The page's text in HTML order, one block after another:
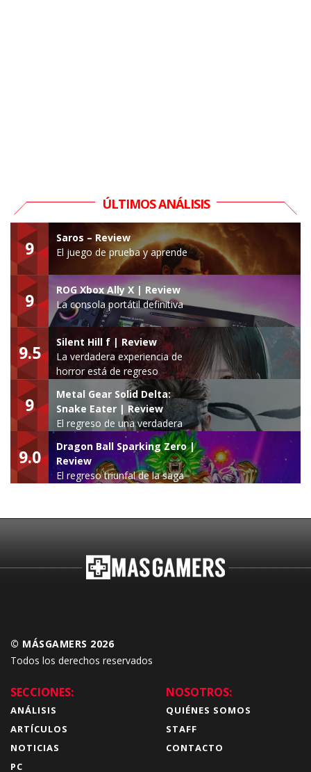
ÚLTIMOS ANÁLISIS
9
Saros – Review
El juego de prueba y aprende
9
ROG Xbox Ally X | Review
La consola portátil definitiva
9.5
Silent Hill f | Review
La verdadera experiencia de
horror está de regreso
9
Metal Gear Solid Delta:
Snake Eater | Review
El regreso de una verdadera
leyenda
9.0
Dragon Ball Sparking Zero |
Review
El regreso triunfal de la saga
© MÁSGAMERS 2026
Todos los derechos reservados
SECCIONES:
ANÁLISIS
ARTÍCULOS
NOTICIAS
PC
NOSOTROS:
QUIÉNES SOMOS
STAFF
CONTACTO